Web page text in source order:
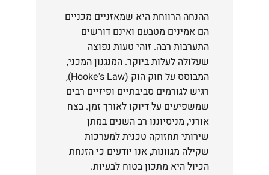
ההנחה הרווחת היא שמאזניים מכניים
הם אמינים מטבעם ואינם דורשים
התערבות רבה. זוהי טעות נפוצה
שעלולה לעלות ביוקר. המנגנון המכני,
המבוסס על חוק הוק (Hooke's Law),
רגיש לגורמים סביבתיים ופיזיים רבים
שמשפיעים על דיוקו לאורך זמן. בצח
אורני, מניסיוננו רב השנים במתן
שירותי תחזוקה טכנית למערכות
שקילה מגוונות, אנו יודעים כי הזנחת
הכיול היא מתכון בטוח לבעיות.